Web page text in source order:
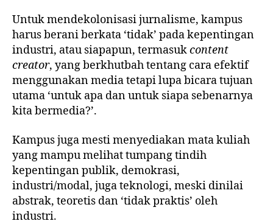
Untuk mendekolonisasi jurnalisme, kampus
harus berani berkata ‘tidak’ pada kepentingan
industri, atau siapapun, termasukcontent
creator, yang berkhutbah tentang cara efektif
menggunakan media tetapi lupa bicara tujuan
utama ‘untuk apa dan untuk siapa sebenarnya
kita bermedia?’.
Kampus juga mesti menyediakan mata kuliah
yang mampu melihat tumpang tindih
kepentingan publik, demokrasi,
industri/modal, juga teknologi, meski dinilai
abstrak, teoretis dan ‘tidak praktis’ oleh
industri.